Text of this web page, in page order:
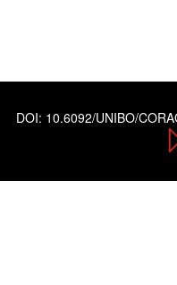
DOI: 10.6092/UNIBO/